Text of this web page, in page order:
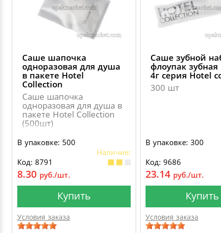
Саше шапочка
одноразовая для душа
в пакете Hotel
Collection
Саше шапочка
одноразовая для душа в
пакете Hotel Collection
(500шт)
В упаковке: 500
Наличие:
Код: 8791
8.30 руб./шт.
Купить
Условия заказа
Саше зубной
флоупак зубная
4г серия Hotel
300 шт
В упаковке: 300
Код: 9686
23.14 руб./шт.
Купить
Условия заказа